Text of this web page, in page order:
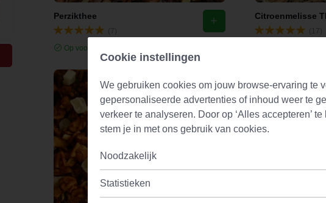
Perzikthee
Op voorraad
Cookie instellingen
We gebruiken cookies om jouw browse-ervaring te
gepersonaliseerde advertenties of inhoud weer te
verkeer te analyseren. Door op ‘Alles accepteren’ te
stem je in met ons gebruik van cookies.
Noodzakelijk
Statistieken